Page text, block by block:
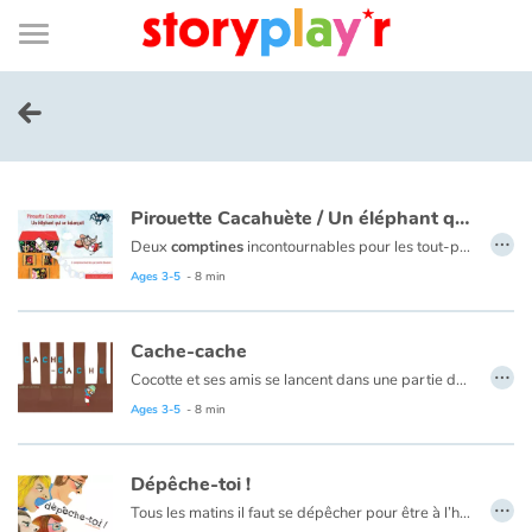
Connexion
Bibliothèque
de
page
Menu
Log in
Try for free
Library
Awards
Tales and classics in french
Pirouette Cacahuète / Un éléphant qui se balançait
Deuxcomptines incontournables pour les tout-petits :
Ages 3-5 - 8 min
…
Cache-cache
Cocotte et ses amis se lancent dans une partie de cache-cache. Cocotte compte et part à la recherche de ses compagnons. Mais c'est sans compter les nombreuses surprises que ses amis lui réservent...
Ages 3-5 - 8 min
…
Dépêche-toi !
Tous les matins il faut se dépêcher pour être à l’heure à l’école.
…